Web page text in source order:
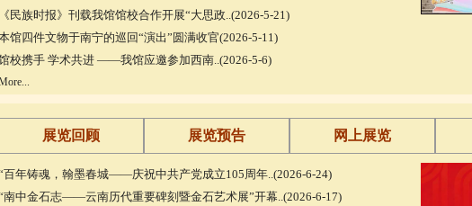
《民族时报》刊载我馆馆校合作开展“大思政..(2026-5-21)
馆四件文物于南宁的巡回“演出”圆满收官(2026-5-11)
校携手 学术共进 ——我馆应邀参加西南..(2026-5-6)
展览回顾 展览预告 网上展览
百年铸魂，翰墨春城——庆祝中共产党成立105周年..(2026-6-24)
南中金石志——云南历代重要碑刻暨金石艺术展”开幕..(2026-6-17)